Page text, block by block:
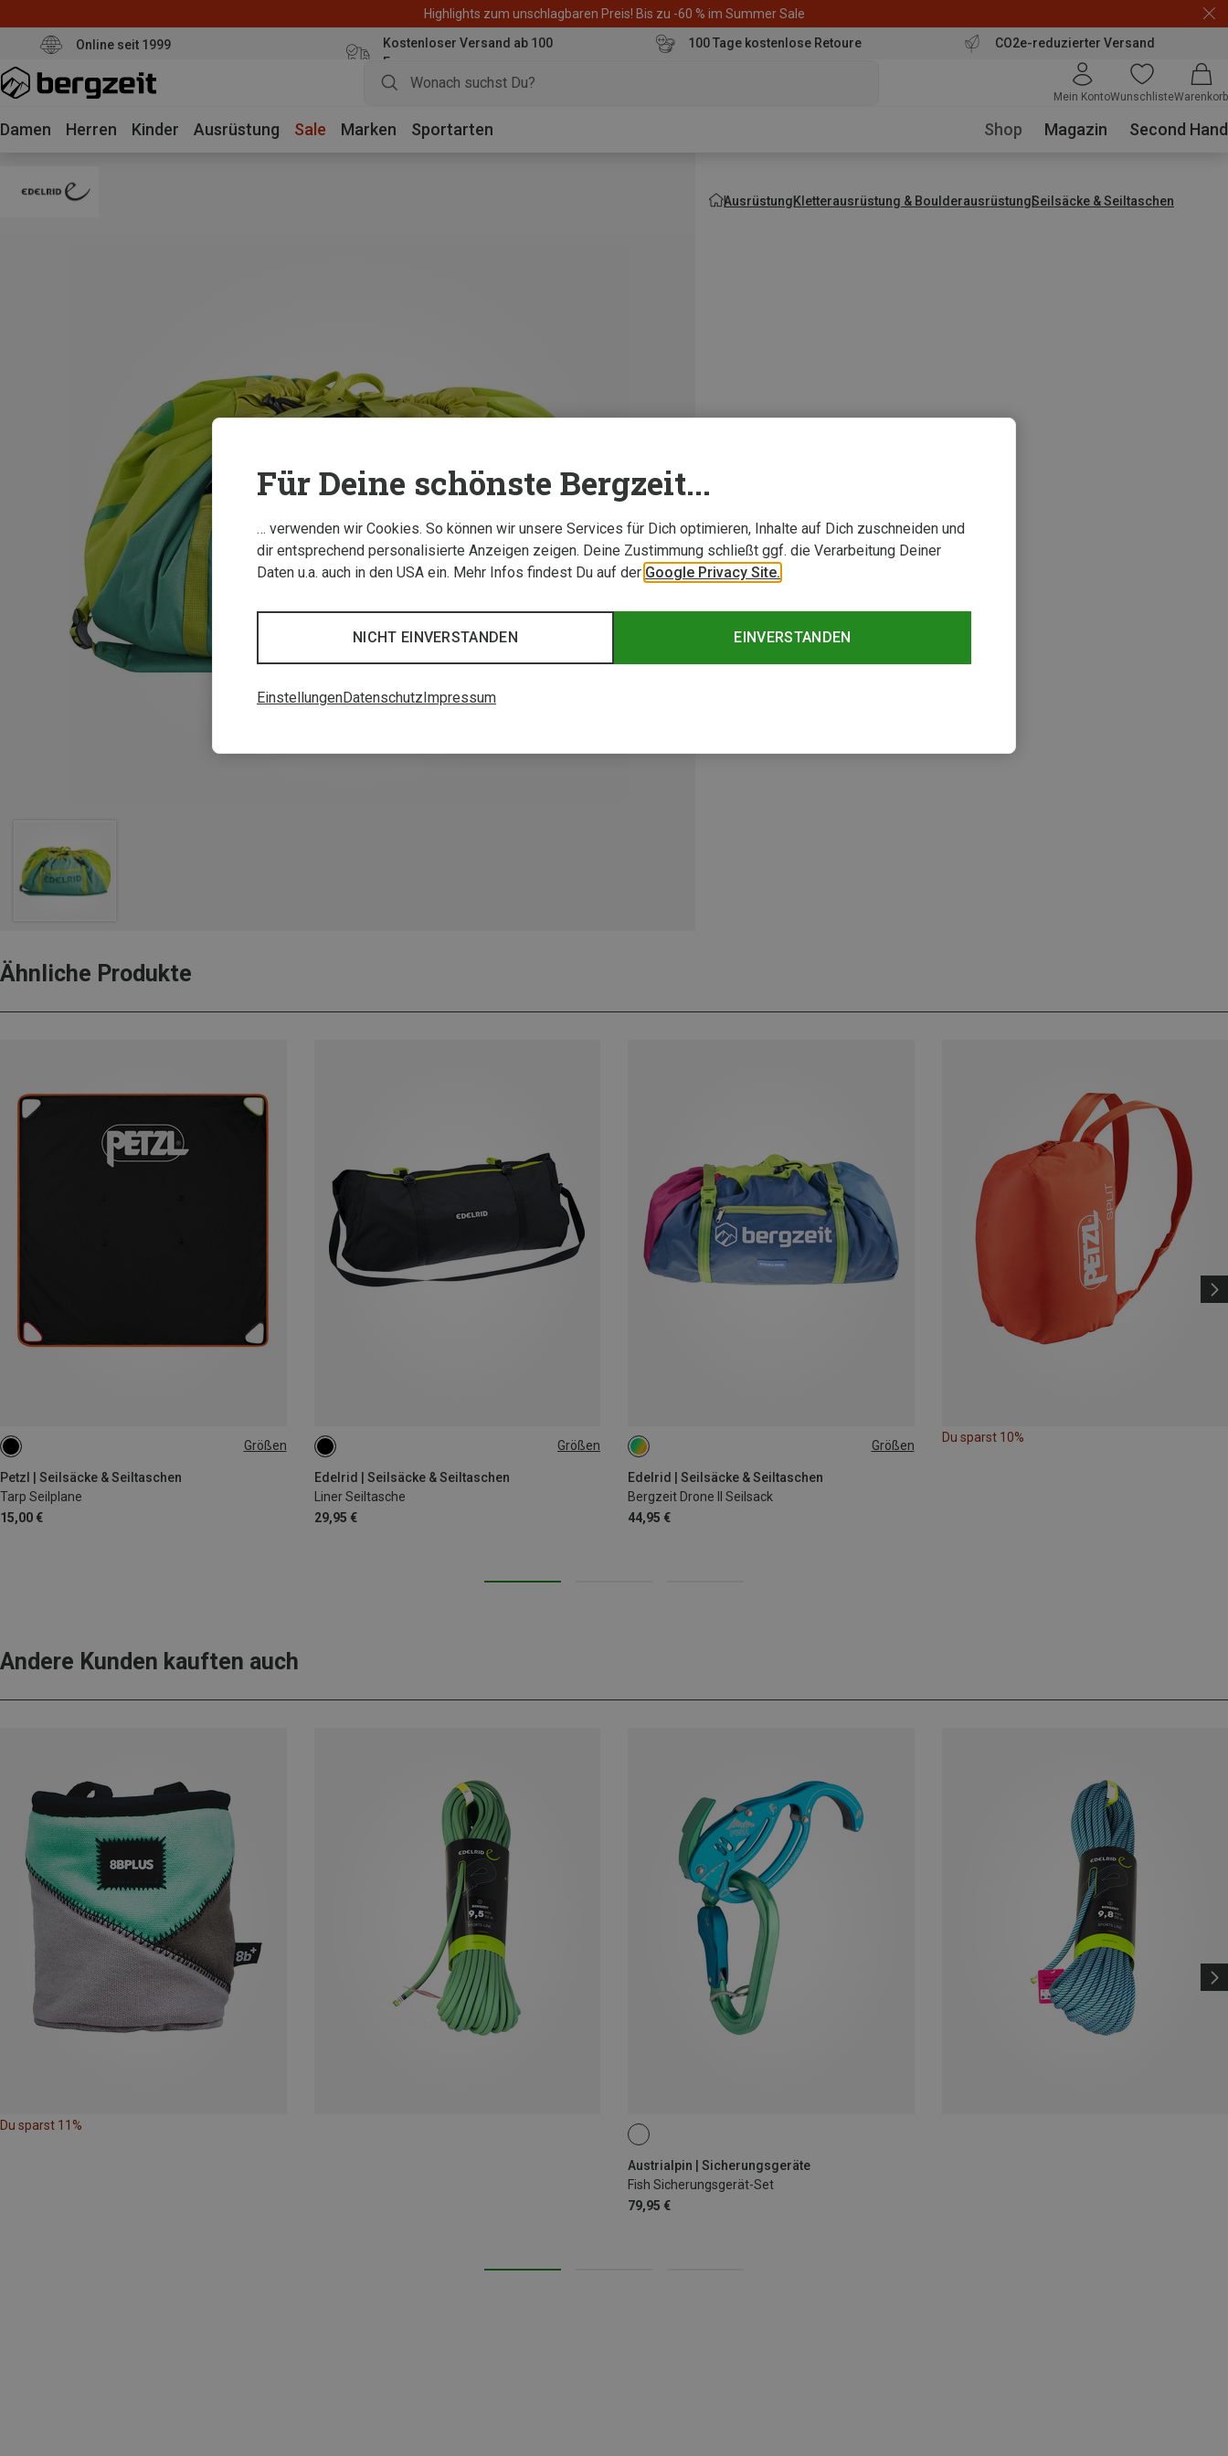
Highlights zum unschlagbaren Preis! Bis zu -60 % im Summer Sale
Online seit 1999
Kostenloser Versand ab 100
Euro
100 Tage kostenlose Retoure CO2e-reduzierter Versand
Mein KontoWunschlisteWarenkorb
Damen Herren Kinder Ausrüstung Sale Marken Sportarten Shop Magazin Second Hand
AusrüstungKletterausrüstung & BoulderausrüstungSeilsäcke & Seiltaschen
Ähnliche Produkte
Größen
Petzl | Seilsäcke & Seiltaschen
Tarp Seilplane
15,00 €
ONE SIZE Größen
Edelrid | Seilsäcke & Seiltaschen
Liner Seiltasche
29,95 €
ONE SIZE Größen
Edelrid | Seilsäcke & Seiltaschen
Bergzeit Drone II Seilsack
44,95 €
ONE SIZE
Du sparst 10%
Andere Kunden kauften auch
Du sparst 11%
Austrialpin | Sicherungsgeräte
Fish Sicherungsgerät-Set
79,95 €
Für Deine schönste Bergzeit...
… verwenden wir Cookies. So können wir unsere Services für Dich optimieren, Inhalte auf Dich zuschneiden und
dir entsprechend personalisierte Anzeigen zeigen. Deine Zustimmung schließt ggf. die Verarbeitung Deiner
Daten u.a. auch in den USA ein. Mehr Infos findest Du auf der Google Privacy Site.
EINVERSTANDEN
NICHT EINVERSTANDEN
EinstellungenDatenschutz Impressum